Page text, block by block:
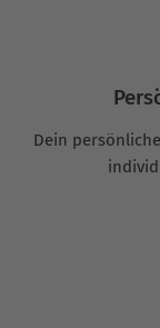
Dein